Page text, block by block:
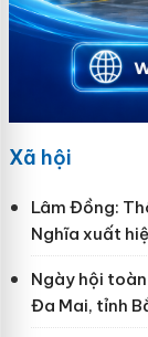
Xã hội
Lâm Đồng:
Nghĩa xuất
Ngày hội
Đa Mai, tỉnh